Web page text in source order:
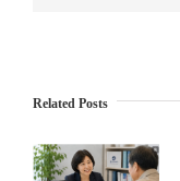
Related Posts